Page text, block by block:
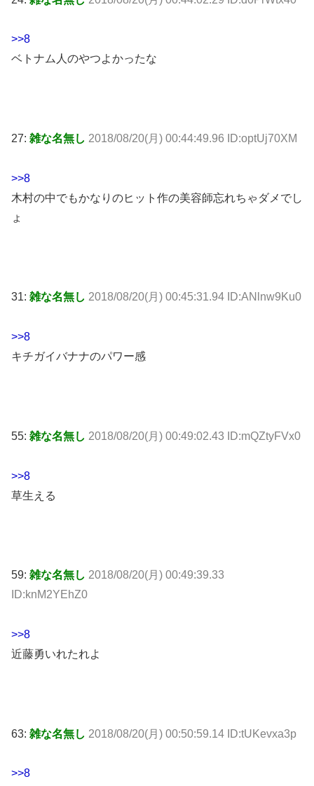
>>8
ベトナム人のやつよかったな
27: 雑な名無し 2018/08/20(月) 00:44:49.96 ID:optUj70XM
>>8
木村の中でもかなりのヒット作の美容師忘れちゃダメでし
ょ
31: 雑な名無し 2018/08/20(月) 00:45:31.94 ID:ANlnw9Ku0
>>8
キチガイバナナのパワー感
55: 雑な名無し 2018/08/20(月) 00:49:02.43 ID:mQZtyFVx0
>>8
草生える
59: 雑な名無し 2018/08/20(月) 00:49:39.33
ID:knM2YEhZ0
>>8
近藤勇いれたれよ
63: 雑な名無し 2018/08/20(月) 00:50:59.14 ID:tUKevxa3p
>>8